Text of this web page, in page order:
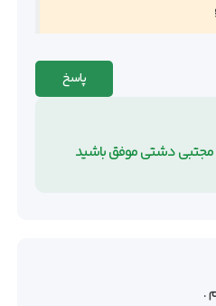
پاسخ
دشتی موفق باشید
.